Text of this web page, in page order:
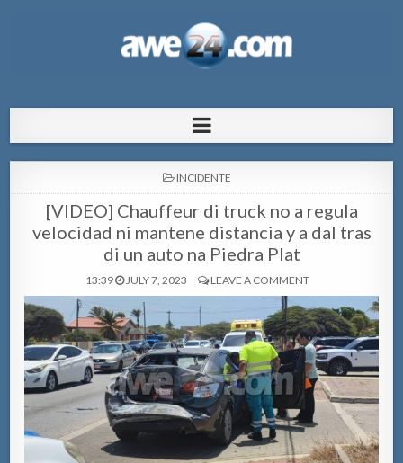
pa Aruba
POSTED
INCIDENTE
[VIDEO] Chauffeur di truck no a regula
velocidad ni mantene distancia y a dal tras
di un auto na Piedra Plat
13:39 JULY 7, 2023 LEAVE A COMMENT